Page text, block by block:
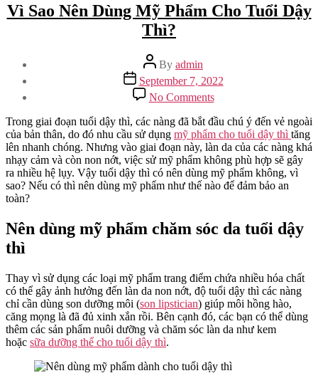
Vì Sao Nên Dùng Mỹ Phẩm Cho Tuổi Dậy
Thì?
Post
author
By admin
Post
date
September 7, 2022
No Commentson
Vì
Sao
Nên
Dùng
Mỹ
Phẩm
Cho
Thì?
Trong giai đoạn tuổi dậy thì, các nàng đã bắt đầu chú ý đến vẻ ngoài
của bản thân, do đó nhu cầu sử dụng mỹ phẩm cho tuổi dậy thì tăng
lên nhanh chóng. Nhưng vào giai đoạn này, làn da của các nàng khá
nhạy cảm và còn non nớt, việc sử mỹ phẩm không phù hợp sẽ gây
ra nhiều hệ lụy. Vậy tuổi dậy thì có nên dùng mỹ phẩm không, vì
sao? Nếu có thì nên dùng mỹ phẩm như thế nào để đảm bảo an
toàn?
Nên dùng mỹ phẩm chăm sóc da tuổi dậy
thì
Thay vì sử dụng các loại mỹ phẩm trang điểm chứa nhiều hóa chất
có thể gây ảnh hưởng đến làn da non nớt, độ tuổi dậy thì các nàng
chỉ cần dùng son dưỡng môi (son lipstician) giúp môi hồng hào,
căng mọng là đã đủ xinh xắn rồi. Bên cạnh đó, các bạn có thể dùng
thêm các sản phẩm nuôi dưỡng và chăm sóc làn da như kem
hoặc sữa dưỡng thể cho tuổi dậy thì.